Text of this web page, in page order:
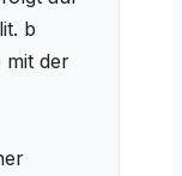
b
mit der